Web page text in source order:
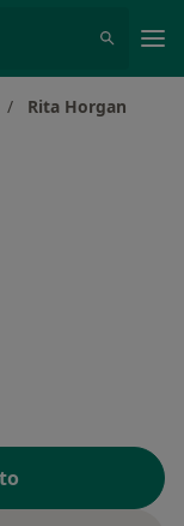
de cidade
Rita Horgan